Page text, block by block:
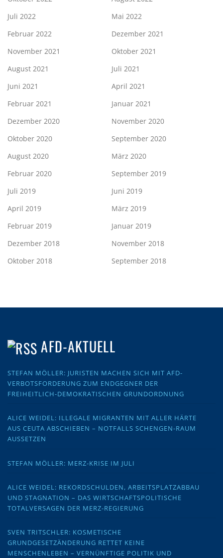
Juli 2022
Mai 2022
Februar 2022
Dezember 2021
November 2021
Oktober 2021
August 2021
Juli 2021
Juni 2021
April 2021
Februar 2021
Januar 2021
Dezember 2020
November 2020
Oktober 2020
September 2020
August 2020
März 2020
Februar 2020
September 2019
Juli 2019
Juni 2019
April 2019
März 2019
Februar 2019
Januar 2019
Dezember 2018
November 2018
Oktober 2018
September 2018
AFD-AKTUELL
STEFAN MÖLLER: JURISTEN MACHEN SICH MIT AFD-
VERBOTSFORDERUNG ZUM ENDGEGNER DER
FREIHEITLICH-DEMOKRATISCHEN GRUNDORDNUNG
ALICE WEIDEL: ILLEGALE MIGRANTEN MIT ALLER HÄRTE
AUS CEUTA ABSCHIEBEN – NOTFALLS SCHENGEN-RAUM
AUSSETZEN
STEFAN MÖLLER: MERZ-KRISE IM JULI
ALICE WEIDEL: REKORDSCHULDEN, ARBEITSPLATZABBAU
UND STAGNATION – DAS WIRTSCHAFTSPOLITISCHE
TOTALVERSAGEN DER MERZ-REGIERUNG
SVEN TRITSCHLER: KOSMETISCHE
GRUNDGESETZÄNDERUNG RETTET KEINE
MENSCHENLEBEN – VERNÜNFTIGE POLITIK UND